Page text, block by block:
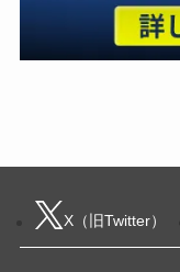
X（旧Twitter）